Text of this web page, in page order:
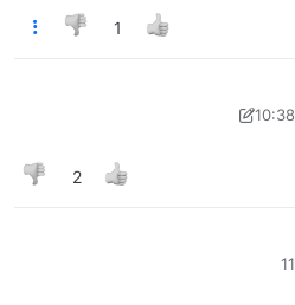
1
לא סוכנת עצמאית אלא עובדת של
מהמספר של ליברה) אלא לחברה
ולא ישירות לחברה?
טאטל'ע8 ביולי 2025, 11:38
2